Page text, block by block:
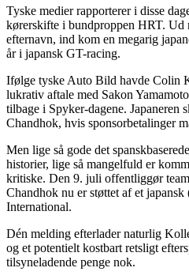
Tyske medier rapporterer i disse
kørerskifte i bundproppen HRT. Ud
efternavn, ind kom en megarig
år i japansk GT-racing.
Ifølge tyske Auto Bild havde Colin
lukrativ aftale med Sakon
tilbage i Spyker-dagene. Japaneren
Chandhok, hvis sponsorbetalinger
Men lige så gode det
historier, lige så mangelfuld er
kritiske. Den 9. juli offentliggør
Chandhok nu er støttet af et japansk
International.
Dén melding efterlader naturlig
og et potentielt kostbart retsligt
tilsyneladende penge nok.